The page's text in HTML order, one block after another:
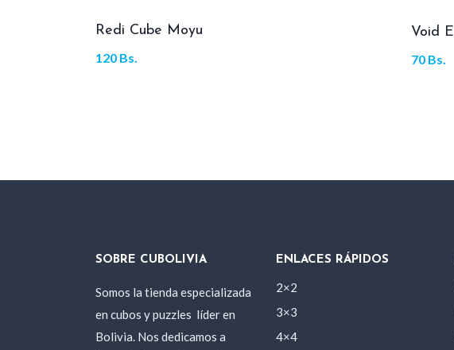
Redi Cube Moyu
120 Bs.
Void
70 Bs.
SOBRE CUBOLIVIA
Somos la tienda especializada
en cubos y puzzles líder en
Bolivia. Nos dedicamos a
ENLACES RÁPIDOS
2×2
3×3
4×4